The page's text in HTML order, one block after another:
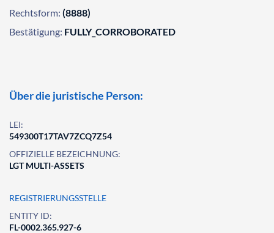
Rechtsform: (8888)
Bestätigung: FULLY_CORROBORATED
Über die juristische Person:
LEI:
549300T17TAV7ZCQ7Z54
OFFIZIELLE BEZEICHNUNG:
LGT MULTI-ASSETS
REGISTRIERUNGSSTELLE
ENTITY ID:
FL-0002.365.927-6